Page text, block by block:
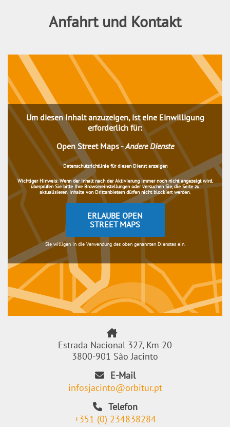
Anfahrt und Kontakt
Um diesen Inhalt anzuzeigen, ist eine Einwilligung
erforderlich für:
Open Street Maps-Andere Dienste
Datenschutzrichtlinie für diesen Dienst anzeigen
Wichtiger Hinweis:Wenn der Inhalt nach der Aktivierung immer noch nicht angezeigt wird,
überprüfen Sie bitte Ihre Browsereinstellungen oder versuchen Sie, die Seite zu
aktualisieren. Inhalte von Drittanbietern dürfen nicht blockiert werden.
ERLAUBE OPEN
STREET MAPS
Sie willigen in die Verwendung des oben genannten Dienstes ein.
Estrada Nacional 327, Km 20
3800-901 São Jacinto
E-Mail
infosjacinto@orbitur.pt
Telefon
+351 (0) 234838284